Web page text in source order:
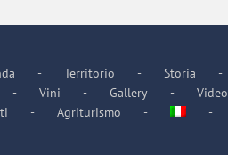
Territorio
Storia
Vini Gallery
Video
Agriturismo